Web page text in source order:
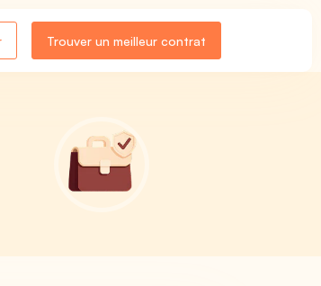
Trouver un meilleur contrat